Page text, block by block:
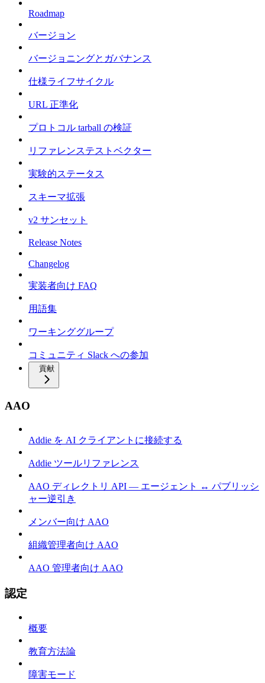
Roadmap
バージョン
バージョニングとガバナンス
仕様ライフサイクル
URL 正準化
プロトコル tarball の検証
リファレンステストベクター
実験的ステータス
スキーマ拡張
v2 サンセット
Release Notes
Changelog
実装者向け FAQ
用語集
ワーキンググループ
コミュニティ Slack への参加
貢献
AAO
Addie を AI クライアントに接続する
Addie ツールリファレンス
AAO ディレクトリ API — エージェント ↔ パブリッシ
ャー逆引き
メンバー向け AAO
組織管理者向け AAO
AAO 管理者向け AAO
認定
概要
教育方法論
障害モード